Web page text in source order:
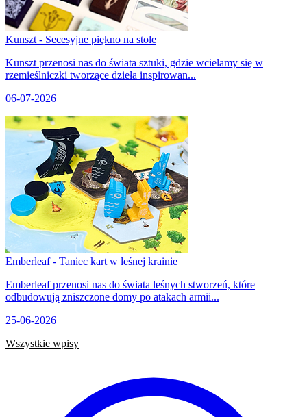
Kunszt - Secesyjne piękno na stole
Kunszt przenosi nas do świata sztuki, gdzie wcielamy się w
rzemieślniczki tworzące dzieła inspirowan...
06-07-2026
Emberleaf - Taniec kart w leśnej krainie
Emberleaf przenosi nas do świata leśnych stworzeń, które
odbudowują zniszczone domy po atakach armii...
25-06-2026
Wszystkie wpisy